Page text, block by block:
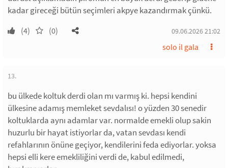
kadar gireceği bütün seçimleri akpye kazandırmak çünkü.
(4) (0) 09.06.2026 21:02
solo il gala
13.
bu ülkede koltuk derdi olan mı varmış ki. hepsi kendini
ülkesine adamış memleket sevdalısı! o yüzden 30 senedir
koltuklarda aynı adamlar var. normalde emekli olup sakin
huzurlu bir hayat istiyorlar da, vatan sevdası kendi
refahlarının önüne geçiyor, kendilerini feda ediyorlar. yoksa
hepsi elli kere emekliliğini verdi de, kabul edilmedi,